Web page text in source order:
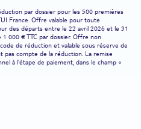
visiter la Sardaigne, ne manquez
Maddalena, haut lieu de
de l'île, il dévoile des
plages immaculées qui
L'eau est si cristalline qu'elle
Certaines criques ne sont
vous donner l'impression d'être
côté nature, une halte
depuis la ville d'Alghero.
marches ou vous rejoignez
bateau. À l'intérieur, un
par dossier pour les 500 premières
France. Offre valable pour toute
des départs entre le 22 avril 2026 et le 31
000 € TTC par dossier. Offre non
de réduction et valable sous réserve de
pas compte de la réduction. La remise
à l'étape de paiement, dans le champ «